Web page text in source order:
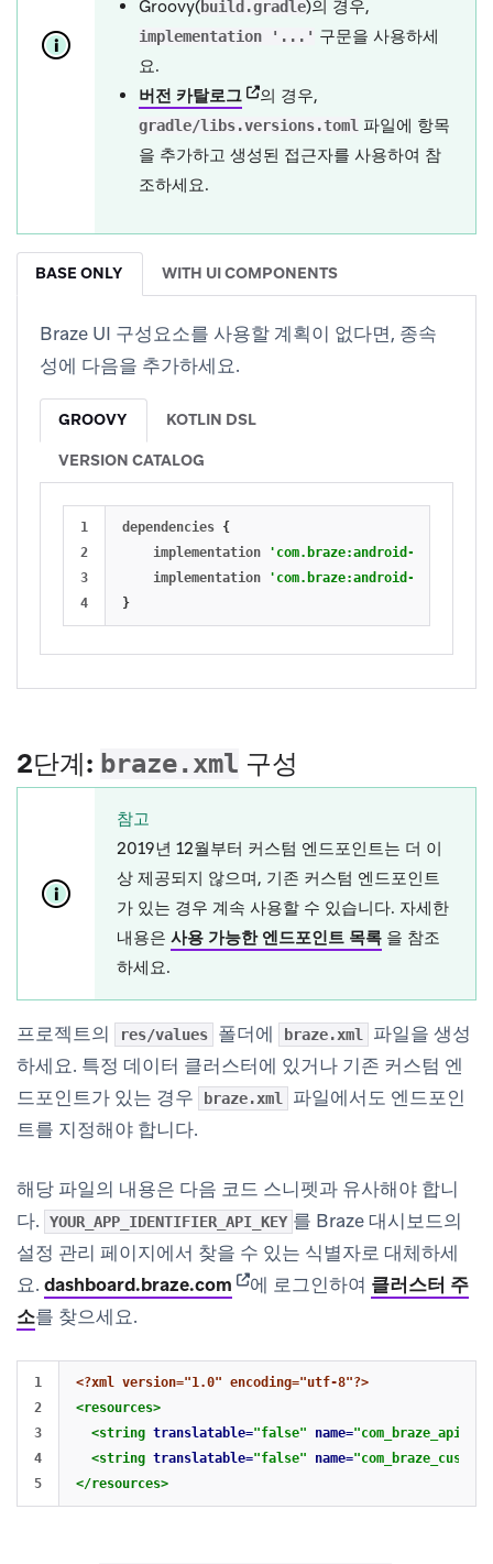
Groovy(build.gradle)의 경우,
implementation '...' 구문을 사용하세
요.
버전 카탈로그(opens in new tab)
의 경우,
gradle/libs.versions.toml 파일에 항목
을 추가하고 생성된 접근자를 사용하여 참
조하세요.
BASE ONLY WITH UI COMPONENTS
Braze UI 구성요소를 사용할 계획이 없다면, 종속
성에 다음을 추가하세요.
GROOVY KOTLIN DSL
VERSION CATALOG
1
2
3
dependencies {
implementation
'com.braze:android-sdk-
implementation
'com.braze:android-sdk-
}
2단계: braze.xml 구성
참고
2019년 12월부터 커스텀 엔드포인트는 더 이
상 제공되지 않으며, 기존 커스텀 엔드포인트
가 있는 경우 계속 사용할 수 있습니다. 자세한
내용은 사용 가능한 엔드포인트 목록 을 참조
하세요.
프로젝트의 res/values 폴더에 braze.xml
파일을 생성
하세요. 특정 데이터 클러스터에 있거나 기존 커스텀 엔
드포인트가 있는 경우
braze.xml
파일에서도 엔드포인
트를 지정해야 합니다.
해당 파일의 내용은 다음 코드 스니펫과 유사해야 합니
다.
YOUR_APP_IDENTIFIER_API_KEY 를 Braze 대시보드의
설정 관리 페이지에서 찾을 수 있는 식별자로 대체하세
요. dashboard.braze.com (opens in new tab)
에 로그인하여 클러스터 주
소를 찾으세요.
1
2
3
4
<?xml version="1.0" encoding="utf-8"?>
<resources>
<string translatable="false" name=
<string translatable="false" name=
</resources>